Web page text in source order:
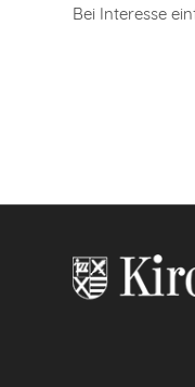
Bei Interesse